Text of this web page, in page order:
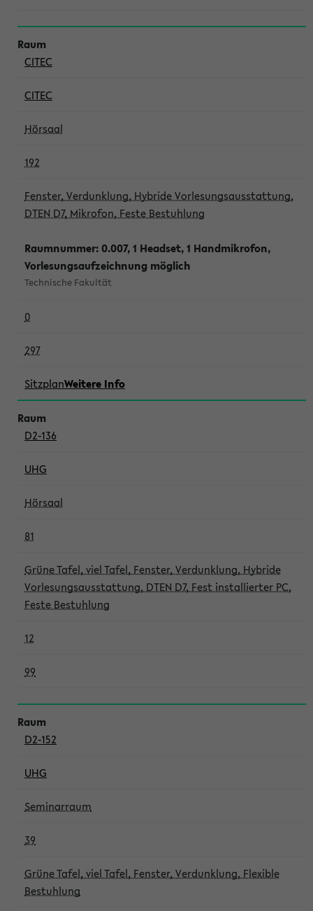
CITEC
CITEC
Hörsaal
192
Fenster, Verdunklung, Hybride Vorlesungsausstattung,
DTEN D7, Mikrofon, Feste Bestuhlung
Raumnummer: 0.007, 1 Headset, 1 Handmikrofon,
Vorlesungsaufzeichnung möglich
Technische Fakultät
0
297
SitzplanWeitere Info
D2-136
UHG
Hörsaal
81
Grüne Tafel, viel Tafel, Fenster, Verdunklung, Hybride
Vorlesungsausstattung, DTEN D7, Fest installierter PC,
Feste Bestuhlung
12
99
D2-152
UHG
Seminarraum
39
Grüne Tafel, viel Tafel, Fenster, Verdunklung, Flexible
Bestuhlung